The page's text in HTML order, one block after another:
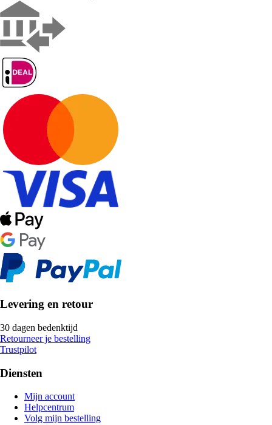
Levering en retour
30 dagen bedenktijd
Retourneer je bestelling
Trustpilot
Diensten
Mijn account
Helpcentrum
Volg mijn bestelling